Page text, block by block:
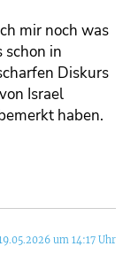
mir noch was
schon in
Diskurs
Israel
haben.
um 14:17 Uhr